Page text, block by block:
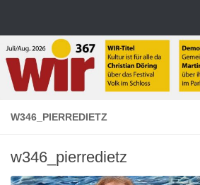
W346_PIERREDIETZ
w346_pierredietz